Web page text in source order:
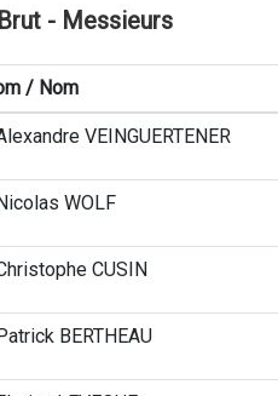
Brut - Messieurs
/ Nom
VEINGUERTENER
WOLF
CUSIN
BERTHEAU